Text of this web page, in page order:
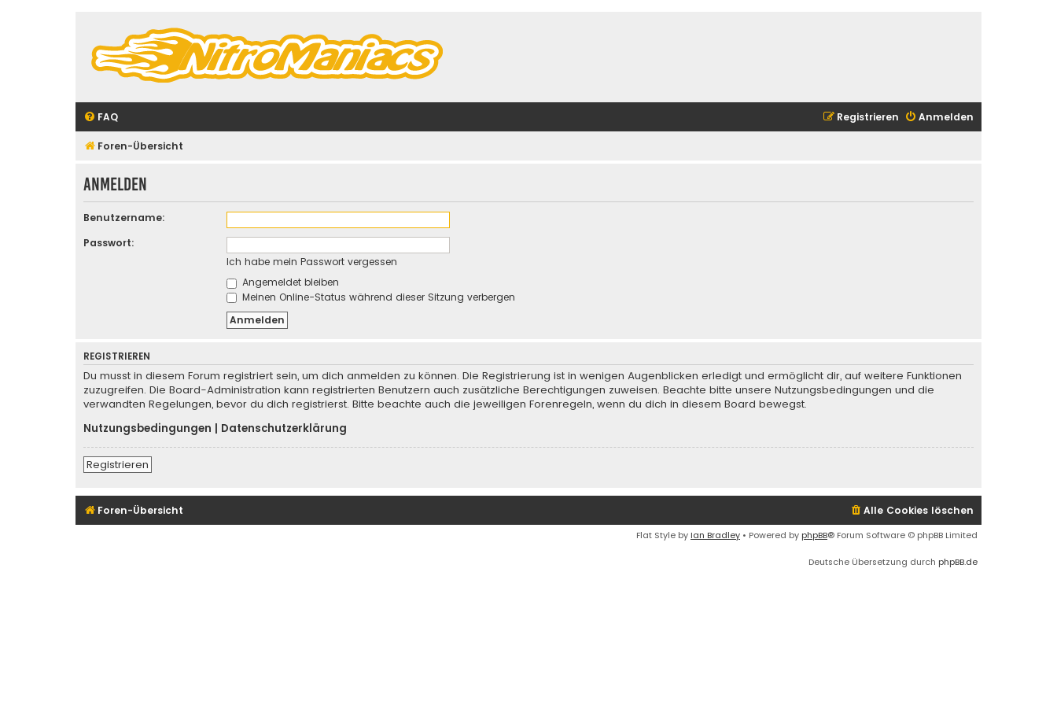
FAQ Anmelden
Registrieren
Foren-Übersicht
Anmelden
Benutzername:
Passwort:
Ich habe mein Passwort vergessen
Angemeldet bleiben
Meinen Online-Status während dieser Sitzung verbergen
REGISTRIEREN
Du musst in diesem Forum registriert sein, um dich anmelden zu können. Die Registrierung ist in wenigen Augenblicken erledigt und ermöglicht dir, auf weitere Funktionen
zuzugreifen. Die Board-Administration kann registrierten Benutzern auch zusätzliche Berechtigungen zuweisen. Beachte bitte unsere Nutzungsbedingungen und die
verwandten Regelungen, bevor du dich registrierst. Bitte beachte auch die jeweiligen Forenregeln, wenn du dich in diesem Board bewegst.
Nutzungsbedingungen
Datenschutzerklärung
Registrieren
Foren-Übersicht Alle Cookies löschen
Flat Style by Ian Bradley • Powered by phpBB® Forum Software © phpBB Limited
Deutsche Übersetzung durch phpBB.de